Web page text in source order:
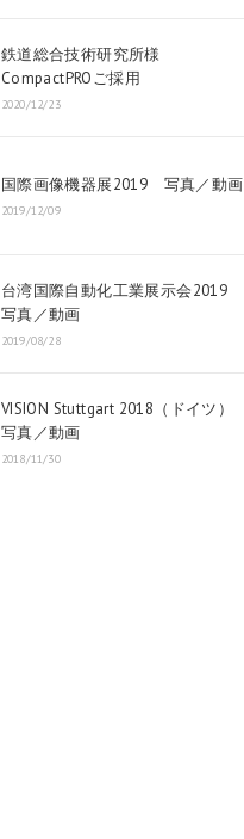
鉄道総合技術研究所様
CompactPROご採用
2020/12/23
国際画像機器展2019 写真／動画
2019/12/09
台湾国際自動化工業展示会2019
写真／動画
2019/08/28
VISION Stuttgart 2018（ドイツ）
写真／動画
2018/11/30